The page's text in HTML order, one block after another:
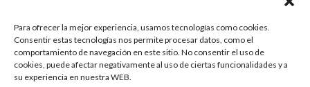
Para ofrecer la mejor experiencia, usamos tecnologías como cookies.
Consentir estas tecnologías nos permite procesar datos, como el
comportamiento de navegación en este sitio. No consentir el uso de
cookies, puede afectar negativamente al uso de ciertas funcionalidades y a
su experiencia en nuestra WEB.